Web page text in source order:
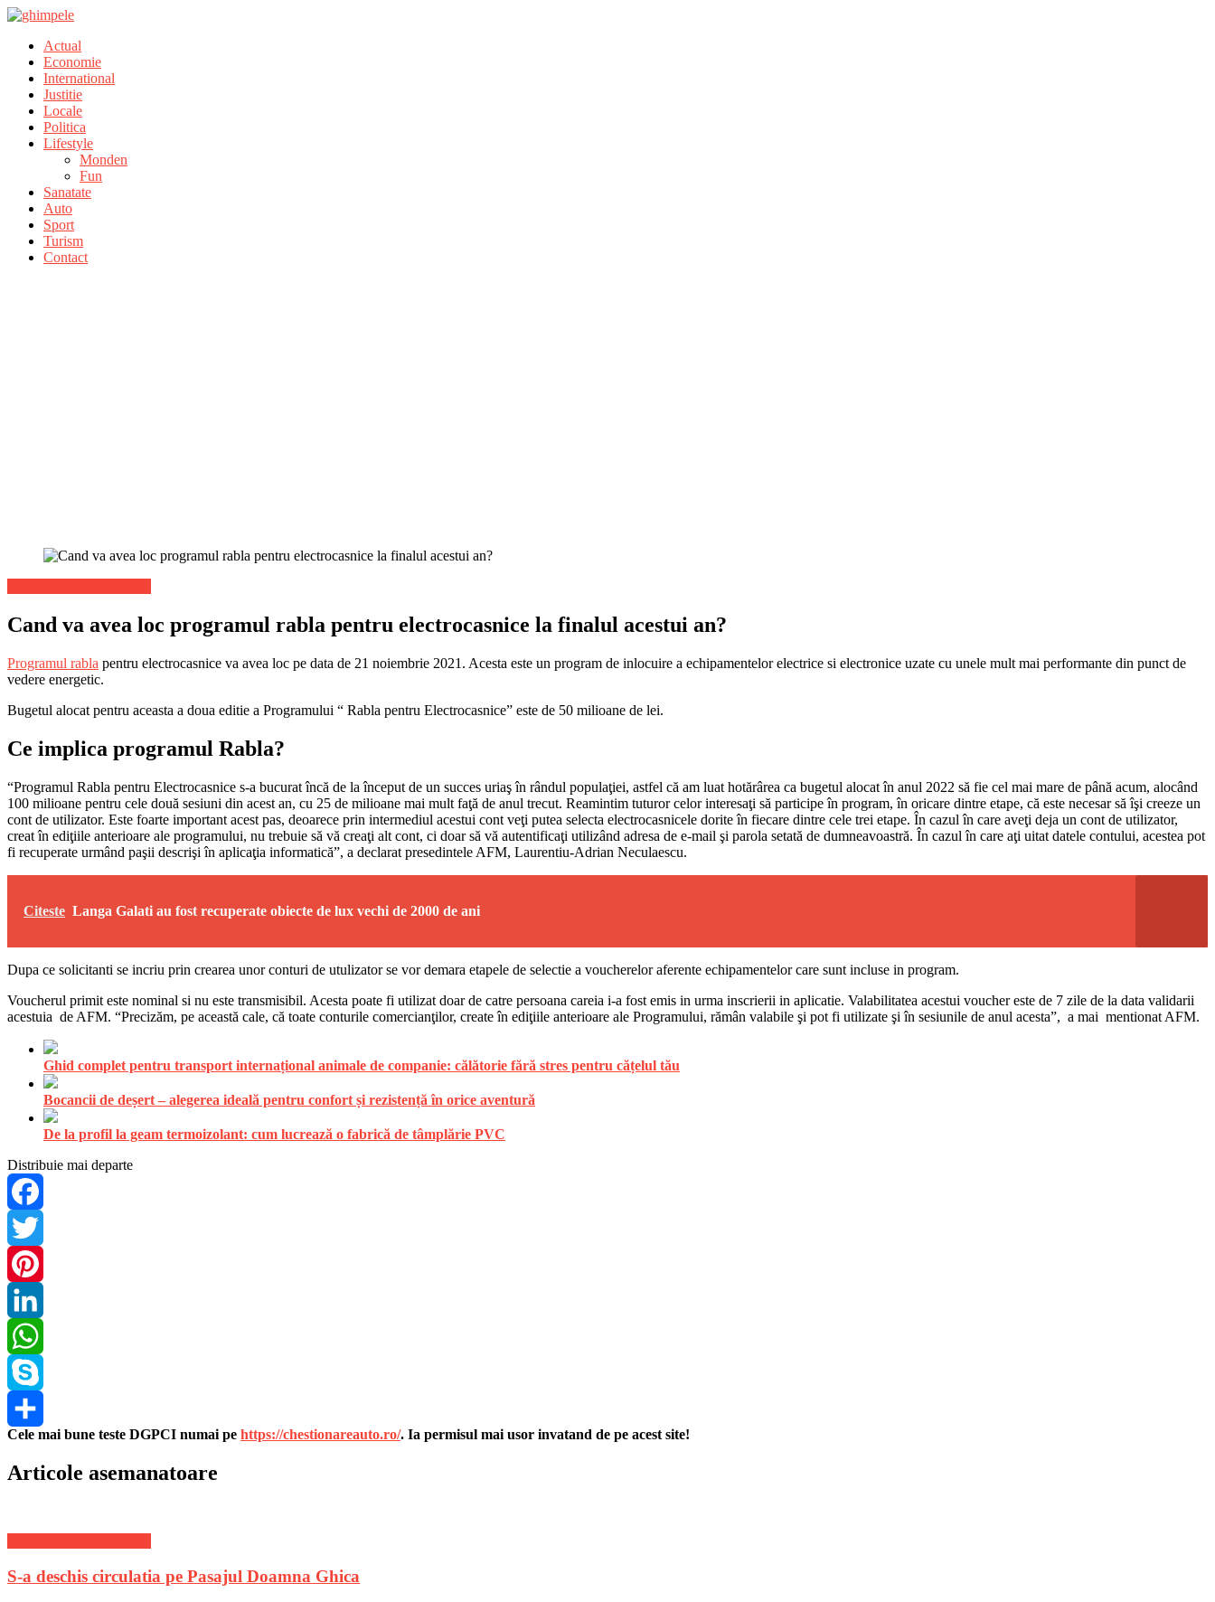
Actual
Economie
International
Justitie
Locale
Politica
Lifestyle
Monden
Fun
Sanatate
Auto
Sport
Turism
Contact
Cand va avea loc programul rabla pentru electrocasnice la finalul acestui an?
Programul rabla pentru electrocasnice va avea loc pe data de 21 noiembrie 2021. Acesta este un program de inlocuire a echipamentelor electrice si electronice uzate cu unele mult mai performante din punct de
vedere energetic.
Bugetul alocat pentru aceasta a doua editie a Programului “ Rabla pentru Electrocasnice” este de 50 milioane de lei.
Ce implica programul Rabla?
“Programul Rabla pentru Electrocasnice s-a bucurat încă de la început de un succes uriaş în rândul populaţiei, astfel că am luat hotărârea ca bugetul alocat în anul 2022 să fie cel mai mare de până acum, alocând
100 milioane pentru cele două sesiuni din acest an, cu 25 de milioane mai mult faţă de anul trecut. Reamintim tuturor celor interesaţi să participe în program, în oricare dintre etape, că este necesar să îşi creeze un
cont de utilizator. Este foarte important acest pas, deoarece prin intermediul acestui cont veţi putea selecta electrocasnicele dorite în fiecare dintre cele trei etape. În cazul în care aveţi deja un cont de utilizator,
creat în ediţiile anterioare ale programului, nu trebuie să vă creaţi alt cont, ci doar să vă autentificaţi utilizând adresa de e-mail şi parola setată de dumneavoastră. În cazul în care aţi uitat datele contului, acestea pot
fi recuperate urmând paşii descrişi în aplicaţia informatică”, a declarat presedintele AFM, Laurentiu-Adrian Neculaescu.
Citeste Langa Galati au fost recuperate obiecte de lux vechi de 2000 de ani
Dupa ce solicitanti se incriu prin crearea unor conturi de utulizator se vor demara etapele de selectie a voucherelor aferente echipamentelor care sunt incluse in program.
Voucherul primit este nominal si nu este transmisibil. Acesta poate fi utilizat doar de catre persoana careia i-a fost emis in urma inscrierii in aplicatie. Valabilitatea acestui voucher este de 7 zile de la data validarii
acestuia de AFM. “Precizăm, pe această cale, că toate conturile comercianţilor, create în ediţiile anterioare ale Programului, rămân valabile şi pot fi utilizate şi în sesiunile de anul acesta”, a mai mentionat AFM.
Ghid complet pentru transport internațional animale de companie: călătorie fără stres pentru cățelul tău
Bocancii de deșert – alegerea ideală pentru confort și rezistență în orice aventură
De la profil la geam termoizolant: cum lucrează o fabrică de tâmplărie PVC
Distribuie mai departe
Facebook
Twitter
Pinterest
LinkedIn
WhatsApp
Skype
Share
Cele mai bune teste DGPCI numai pe https://chestionareauto.ro/. Ia permisul mai usor invatand de pe acest site!
Articole asemanatoare
S-a deschis circulatia pe Pasajul Doamna Ghica